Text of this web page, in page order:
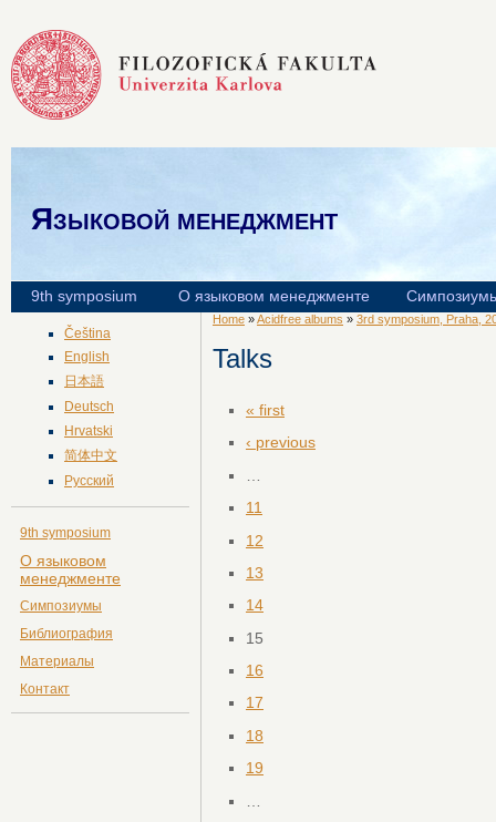
Языковой менеджмент
9th symposium О языковом менеджменте
Čeština
English
日本語
Deutsch
Hrvatski
简体中文
Русский
9th symposium
О языковом
менеджменте
Симпозиумы
Библиография
Материалы
Контакт
Home »Acidfree albums » 3rd symposium, Praha,
Talks
« first
‹ previous
11
12
13
14
15
16
17
18
19